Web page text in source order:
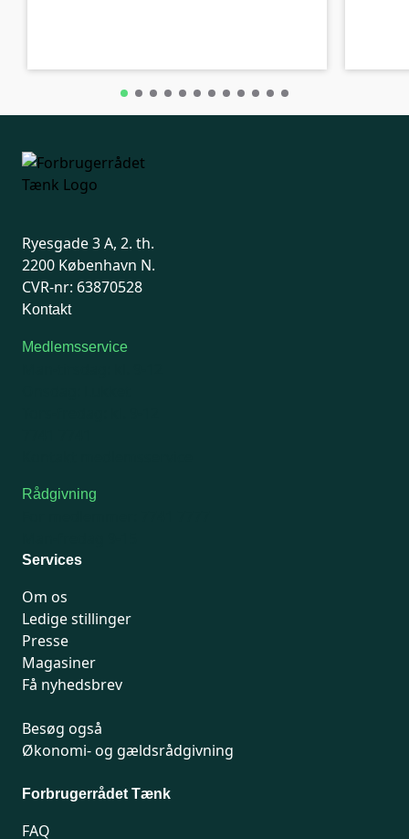
Ryesgade 3 A, 2. th.
2200 København N.
CVR-nr: 63870528
Kontakt
Medlemsservice
Rådgivning
Services
Om os
Ledige stillinger
Presse
Magasiner
Få nyhedsbrev
Besøg også
Økonomi- og gældsrådgivning
Forbrugerrådet Tænk
FAQ